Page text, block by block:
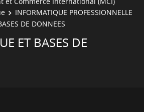
INFORMATIQUE PROFESSIONNELLE
DE DONNEES
ET BASES DE